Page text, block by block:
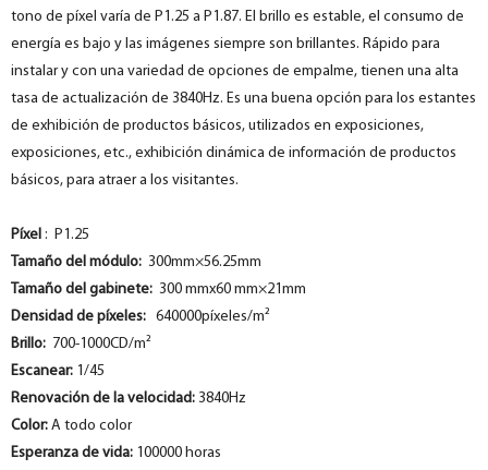
tono de píxel varía de P1.25 a P1.87. El brillo es estable, el consumo de
energía es bajo y las imágenes siempre son brillantes. Rápido para
instalar y con una variedad de opciones de empalme, tienen una alta
tasa de actualización de 3840Hz. Es una buena opción para los estantes
de exhibición de productos básicos, utilizados en exposiciones,
exposiciones, etc., exhibición dinámica de información de productos
básicos, para atraer a los visitantes.
Píxel : P1.25
Tamaño del módulo: 300mm×56.25mm
Tamaño del gabinete: 300 mmx60 mm×21mm
Densidad de píxeles: 640000píxeles/m²
Brillo: 700-1000CD/m²
Escanear: 1/45
Renovación de la velocidad: 3840Hz
Color: A todo color
Esperanza de vida: 100000 horas